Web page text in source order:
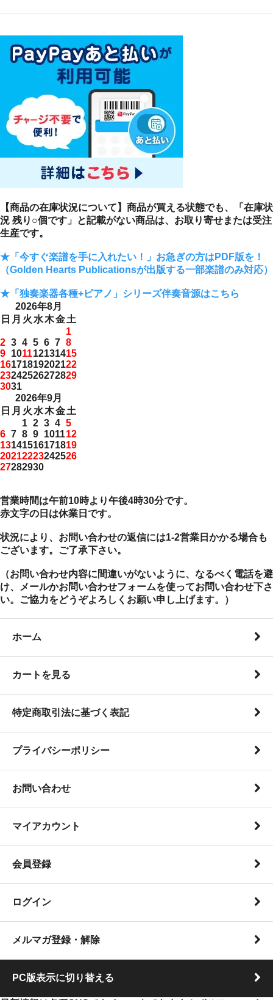
【商品の在庫状況について】商品が買える状態でも、「在庫状
況 残り○個です」と記載がない商品は、お取り寄せまたは受注
生産です。
★「今すぐ楽譜を手に入れたい！」お急ぎの方はPDF版を！
（Golden Hearts Publicationsが出版する一部楽譜のみ対応）
★「独奏楽器各種+ピアノ」シリーズ伴奏音源はこちら
2026年8月
日 月 火 水木金土
1
2 3 4 5 6 7 8
9 101112131415
16171819202122
23242526272829
3031
2026年9月
日 月 火 水木金土
1 2 3 4 5
6 7 8 9 101112
13141516171819
20212223242526
27282930
営業時間は午前10時より午後4時30分です。
赤文字の日は休業日です。
状況により、お問い合わせの返信には1-2営業日かかる場合も
ございます。ご了承下さい。
（お問い合わせ内容に間違いがないように、なるべく電話を避
け、メールかお問い合わせフォームを使ってお問い合わせ下さ
い。ご協力をどうぞよろしくお願い申し上げます。）
ホーム
カートを見る
特定商取引法に基づく表記
プライバシーポリシー
お問い合わせ
マイアカウント
会員登録
ログイン
メルマガ登録・解除
PC版表示に切り替える